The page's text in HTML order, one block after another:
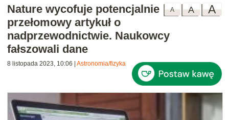
A
A
A
Nature wycofuje potencjalnie
przełomowy artykuł o
nadprzewodnictwie. Naukowcy
fałszowali dane
8 listopada 2023, 10:06 Astronomia/fizyka